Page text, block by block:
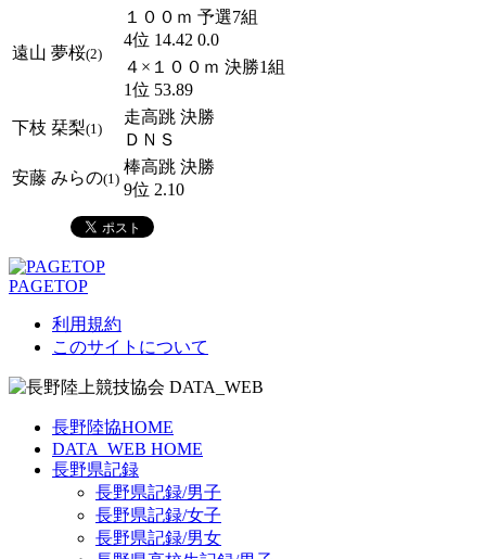
遠山 夢桜(2)
１００ｍ 予選7組
4位 14.42 0.0
４×１００ｍ 決勝1組
1位 53.89
下枝 栞梨(1)
走高跳 決勝
ＤＮＳ
安藤 みらの(1)
棒高跳 決勝
9位 2.10
PAGETOP
利用規約
このサイトについて
長野陸協HOME
DATA_WEB HOME
長野県記録
長野県記録/男子
長野県記録/女子
長野県記録/男女